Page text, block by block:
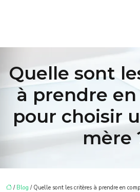
Quelle sont
à prendre
pour choisir
mère
/ Blog / Quelle sont les critères à prendre en